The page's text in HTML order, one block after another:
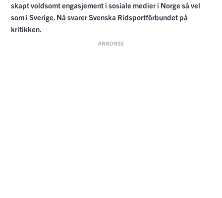
skapt voldsomt engasjement i sosiale medier i Norge så vel
som i Sverige. Nå svarer Svenska Ridsportförbundet på
kritikken.